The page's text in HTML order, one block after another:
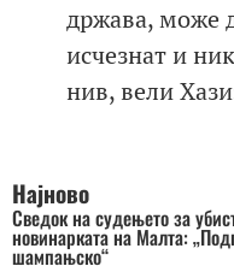
држава, може
исчезнат и
нив, вели
Најново
Сведок на судењето за
новинарката на Малта:
шампањско“